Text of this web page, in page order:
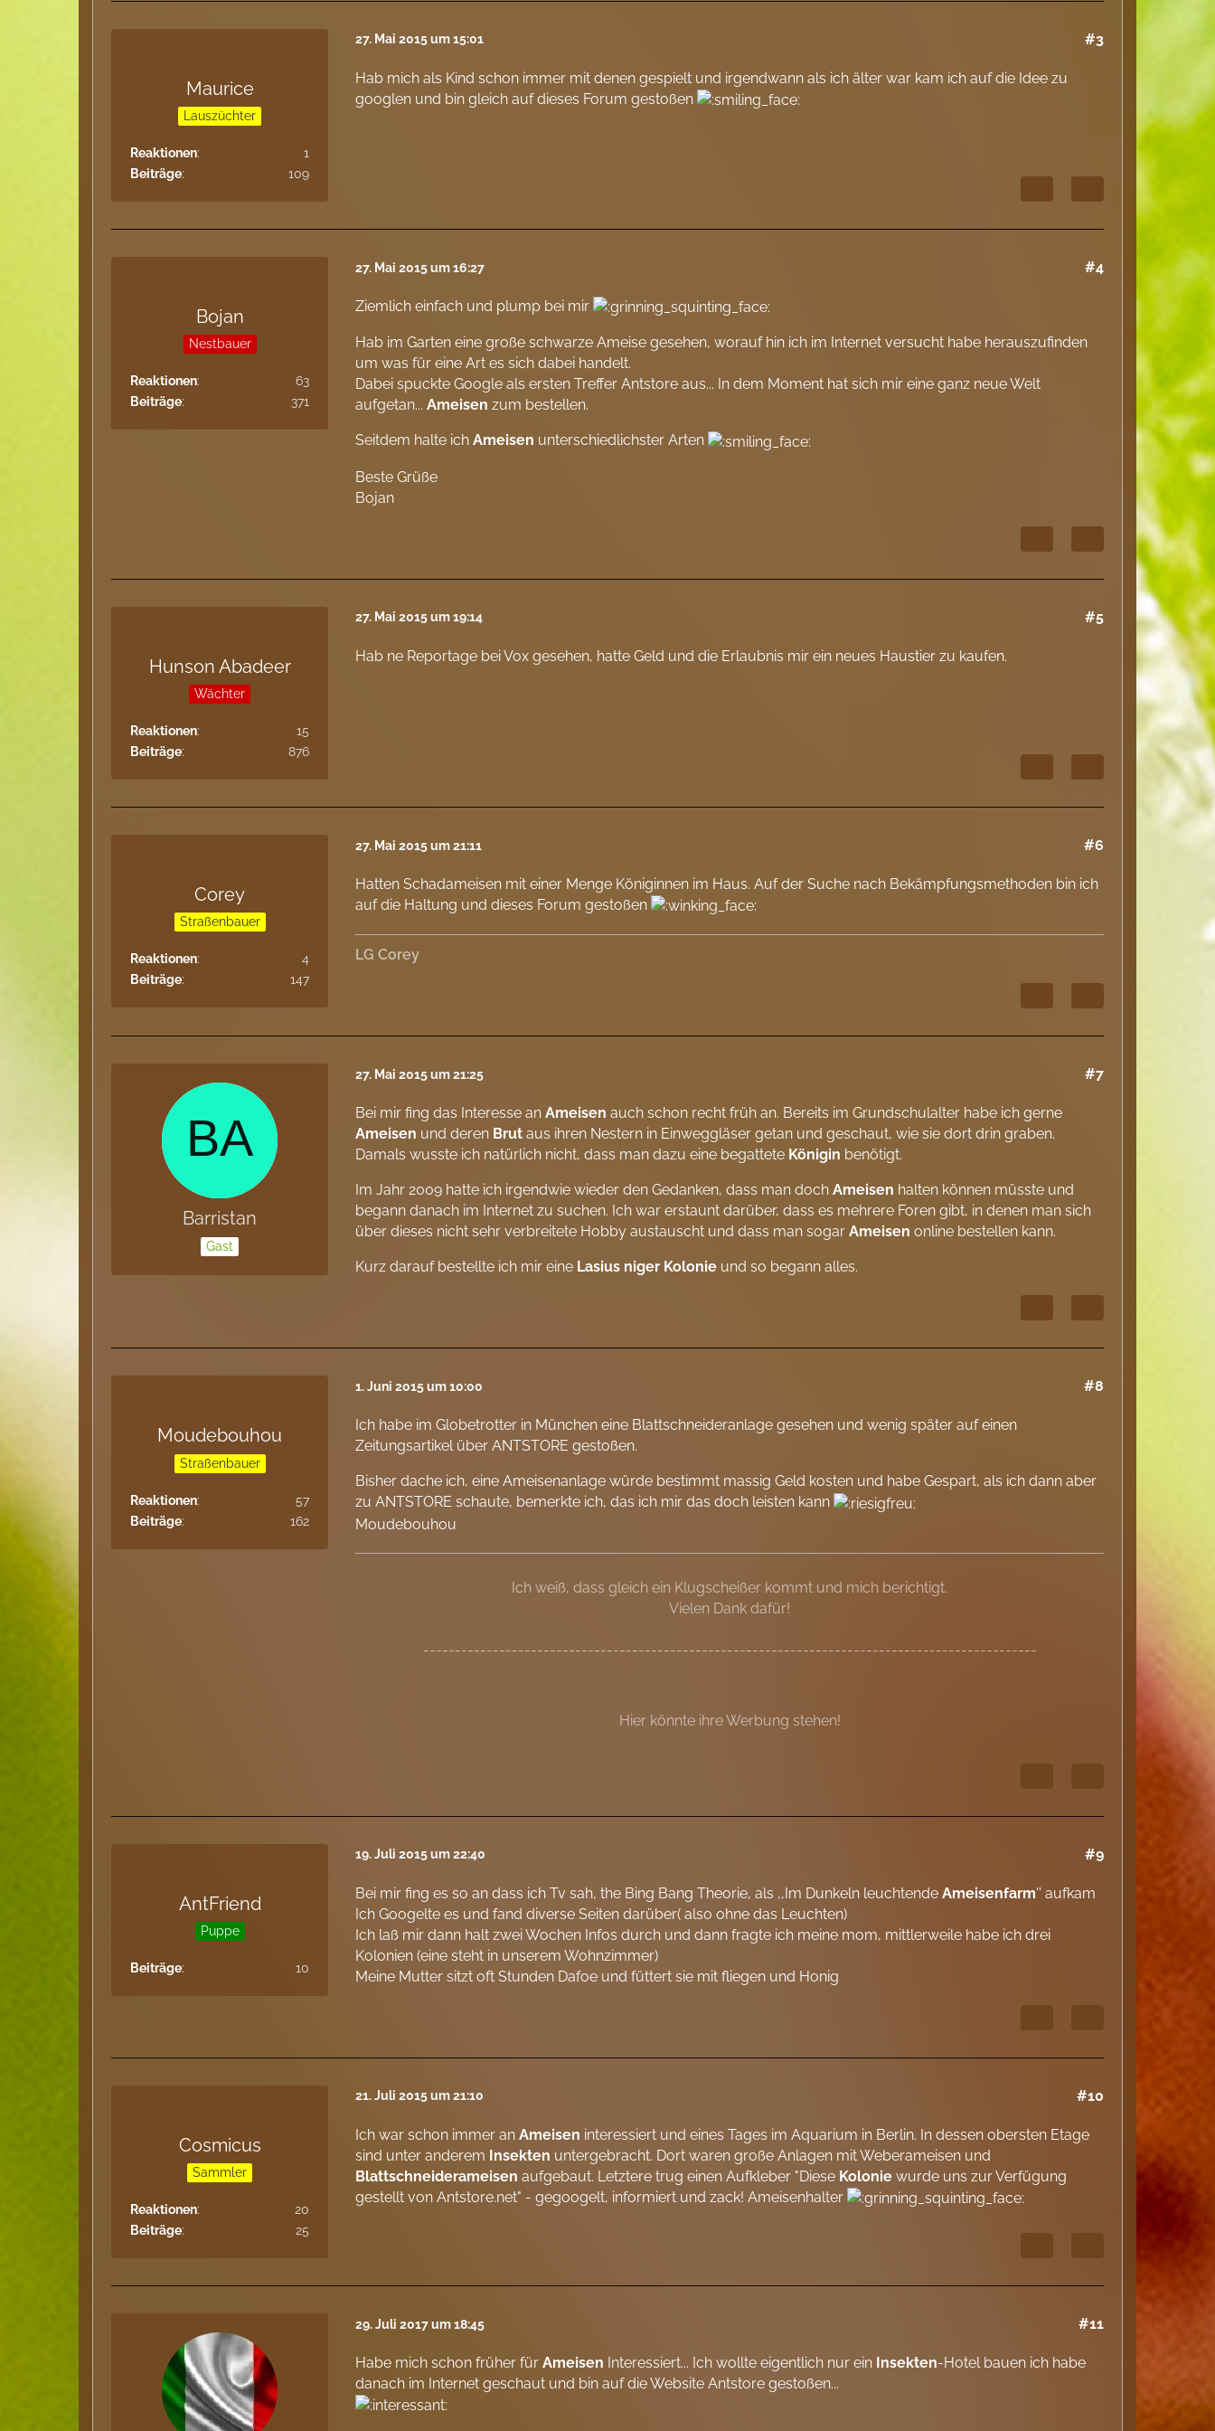
Maurice
Lauszüchter
Reaktionen
1
Beiträge
109
27. Mai 2015 um 15:01 #3
Hab mich als Kind schon immer mit denen gespielt und irgendwann als ich älter war kam ich auf die Idee zu
googlen und bin gleich auf dieses Forum gestoßen
Bojan
Nestbauer
Reaktionen
63
Beiträge
371
27. Mai 2015 um 16:27 #4
Ziemlich einfach und plump bei mir
Hab im Garten eine große schwarze Ameise gesehen, worauf hin ich im Internet versucht habe herauszufinden
um was für eine Art es sich dabei handelt.
Dabei spuckte Google als ersten Treffer Antstore aus... In dem Moment hat sich mir eine ganz neue Welt
aufgetan...Ameisen zum bestellen.
Seitdem halte ichAmeisen unterschiedlichster Arten
Beste Grüße
Bojan
Hunson Abadeer
Wächter
Reaktionen
15
Beiträge
876
27. Mai 2015 um 19:14 #5
Hab ne Reportage bei Vox gesehen, hatte Geld und die Erlaubnis mir ein neues Haustier zu kaufen.
Corey
Straßenbauer
Reaktionen
4
Beiträge
147
27. Mai 2015 um 21:11 #6
Hatten Schadameisen mit einer Menge Königinnen im Haus. Auf der Suche nach Bekämpfungsmethoden bin ich
auf die Haltung und dieses Forum gestoßen
LG Corey
Barristan
Gast
27. Mai 2015 um 21:25 #7
Bei mir fing das Interesse anAmeisen auch schon recht früh an. Bereits im Grundschulalter habe ich gerne
Ameisen und deren Brut aus ihren Nestern in Einweggläser getan und geschaut, wie sie dort drin graben.
Damals wusste ich natürlich nicht, dass man dazu eine begattete Königin benötigt.
Im Jahr 2009 hatte ich irgendwie wieder den Gedanken, dass man dochAmeisen halten können müsste und
begann danach im Internet zu suchen. Ich war erstaunt darüber, dass es mehrere Foren gibt, in denen man sich
über dieses nicht sehr verbreitete Hobby austauscht und dass man sogarAmeisen online bestellen kann.
Kurz darauf bestellte ich mir eine Lasius niger Kolonie und so begann alles.
Moudebouhou
Straßenbauer
Reaktionen
57
Beiträge
162
1. Juni 2015 um 10:00 #8
Ich habe im Globetrotter in München eine Blattschneideranlage gesehen und wenig später auf einen
Zeitungsartikel über ANTSTORE gestoßen.
Bisher dache ich, eine Ameisenanlage würde bestimmt massig Geld kosten und habe Gespart, als ich dann aber
zu ANTSTORE schaute, bemerkte ich, das ich mir das doch leisten kann
Moudebouhou
Ich weiß, dass gleich ein Klugscheißer kommt und mich berichtigt.
Vielen Dank dafür!
-------------------------------------------------------------------------------------------------
Hier könnte ihre Werbung stehen!
AntFriend
Puppe
Beiträge 10
19. Juli 2015 um 22:40 #9
Bei mir fing es so an dass ich Tv sah, the Bing Bang Theorie, als ,,Im Dunkeln leuchtendeAmeisenfarm'' aufkam
Ich Googelte es und fand diverse Seiten darüber( also ohne das Leuchten)
Ich laß mir dann halt zwei Wochen Infos durch und dann fragte ich meine mom, mittlerweile habe ich drei
Kolonien (eine steht in unserem Wohnzimmer)
Meine Mutter sitzt oft Stunden Dafoe und füttert sie mit fliegen und Honig
Cosmicus
Sammler
Reaktionen
20
Beiträge
25
21. Juli 2015 um 21:10 #10
Ich war schon immer anAmeisen interessiert und eines Tages im Aquarium in Berlin. In dessen obersten Etage
sind unter anderem Insekten untergebracht. Dort waren große Anlagen mit Weberameisen und
Blattschneiderameisen aufgebaut. Letztere trug einen Aufkleber "Diese Kolonie wurde uns zur Verfügung
gestellt von Antstore.net" - gegoogelt, informiert und zack! Ameisenhalter
29. Juli 2017 um 18:45 #11
Habe mich schon früher fürAmeisen Interessiert... Ich wollte eigentlich nur ein Insekten-Hotel bauen ich habe
danach im Internet geschaut und bin auf die Website Antstore gestoßen...